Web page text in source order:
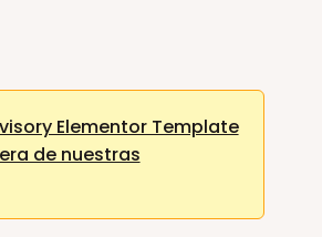
Elementor Template
de nuestras